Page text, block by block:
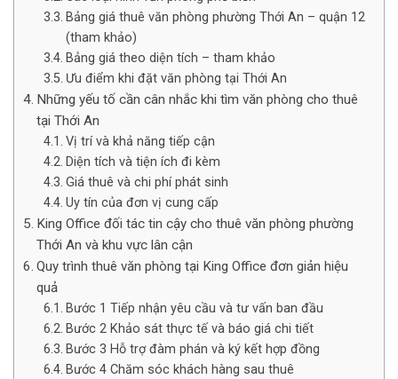
Bảng giá thuê văn phòng phường Thới An – quận 12
(tham khảo)
Bảng giá theo diện tích – tham khảo
Ưu điểm khi đặt văn phòng tại Thới An
Những yếu tố cần cân nhắc khi tìm văn phòng cho thuê
tại Thới An
Vị trí và khả năng tiếp cận
Diện tích và tiện ích đi kèm
Giá thuê và chi phí phát sinh
Uy tín của đơn vị cung cấp
King Office đối tác tin cậy cho thuê văn phòng phường
Thới An và khu vực lân cận
Quy trình thuê văn phòng tại King Office đơn giản hiệu
quả
Bước 1 Tiếp nhận yêu cầu và tư vấn ban đầu
Bước 2 Khảo sát thực tế và báo giá chi tiết
Bước 3 Hỗ trợ đàm phán và ký kết hợp đồng
Bước 4 Chăm sóc khách hàng sau thuê